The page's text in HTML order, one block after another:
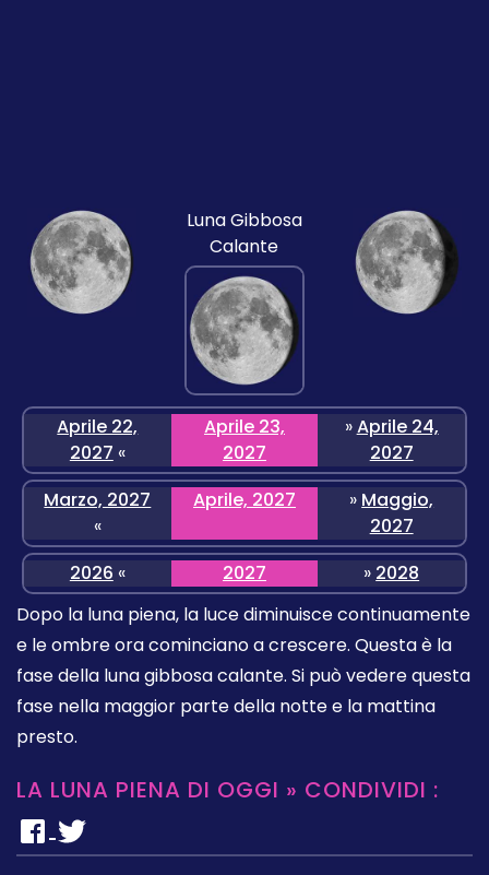
Luna Gibbosa
Calante
Aprile 22,
2027 «
Aprile 23,
2027
»Aprile 24,
2027
Marzo, 2027
«
Aprile, 2027 » Maggio,
2027
2026 « 2027 » 2028
Dopo la luna piena, la luce diminuisce continuamente
e le ombre ora cominciano a crescere. Questa è la
fase della luna gibbosa calante. Si può vedere questa
fase nella maggior parte della notte e la mattina
presto.
LA LUNA PIENA DI OGGI » CONDIVIDI :